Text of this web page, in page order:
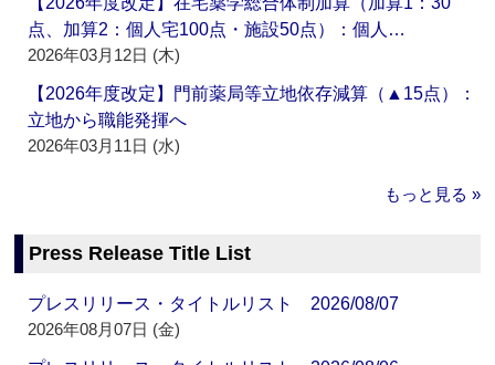
点、加算2：個人宅100点・施設50点）：個人…
2026年03月12日 (木)
【2026年度改定】門前薬局等立地依存減算（▲15点）：
立地から職能発揮へ
2026年03月11日 (水)
もっと見る »
Press Release Title List
プレスリリース・タイトルリスト 2026/08/07
2026年08月07日 (金)